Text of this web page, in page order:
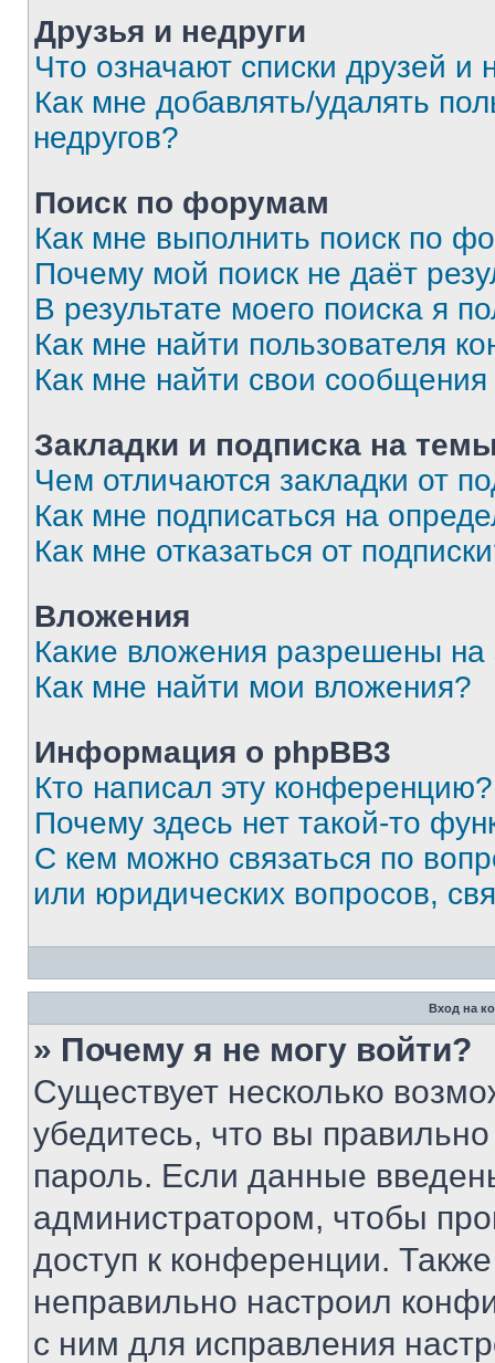
Друзья и недруги
Что означают списки друзей и
Как мне добавлять/удалять
недругов?
Поиск по форумам
Как мне выполнить поиск по
Почему мой поиск не даёт
В результате моего поиска я
Как мне найти пользователя
Как мне найти свои
Закладки и подписка на
Чем отличаются закладки от
Как мне подписаться на
Как мне отказаться от
Вложения
Какие вложения разрешены
Как мне найти мои вложения?
Информация о phpBB3
Кто написал эту конференцию?
Почему здесь нет такой-то
С кем можно связаться по
или юридических вопросов,
Вход на
» Почему я не могу войти?
Существует несколько
убедитесь, что вы
пароль. Если данные
администратором, чтобы
доступ к конференции.
неправильно настроил
с ним для исправления